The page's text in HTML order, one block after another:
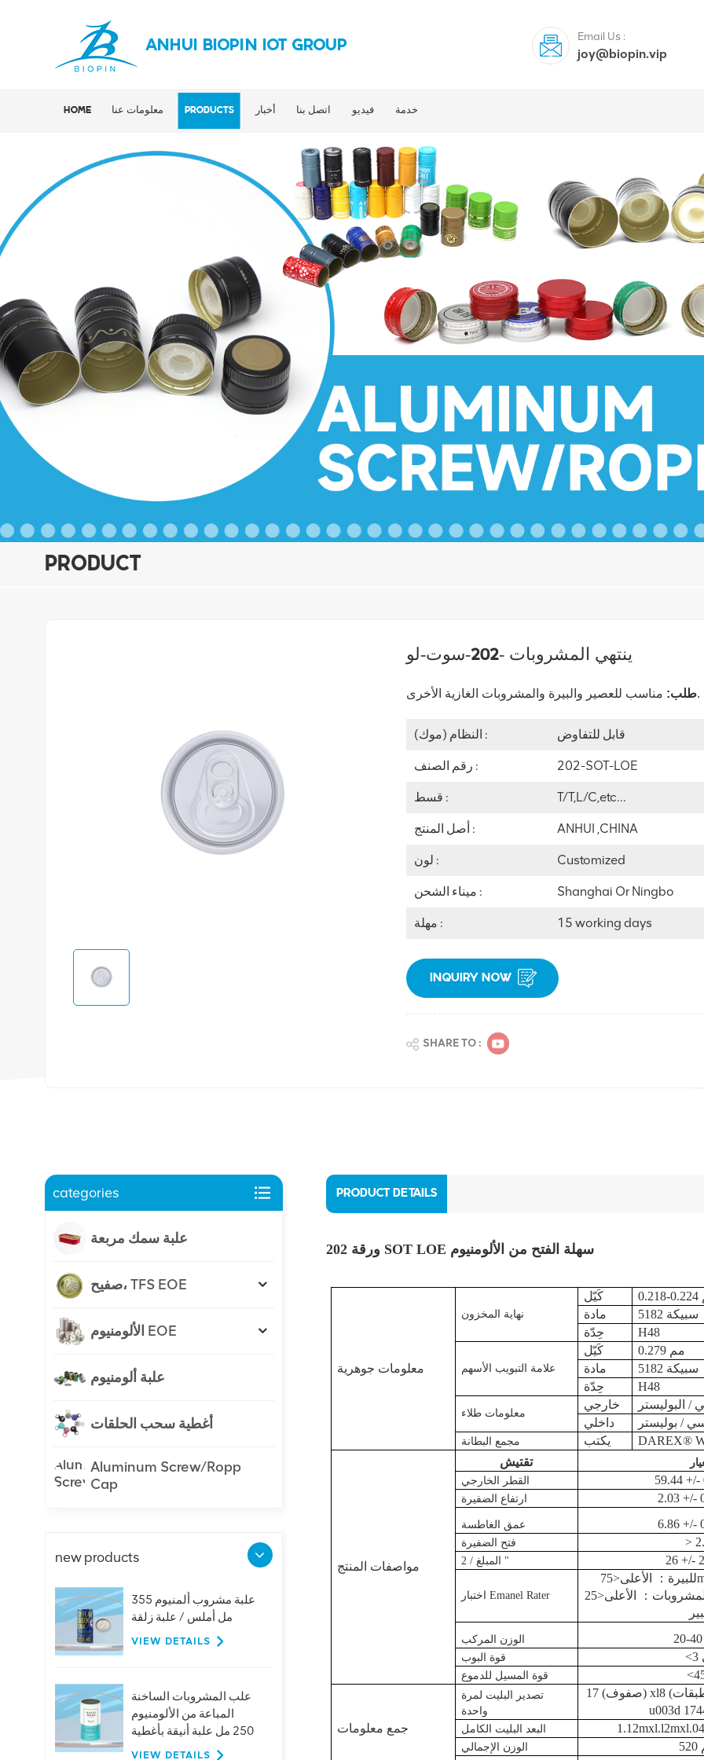
ANHUI BIOPIN IOT GROUP
Email Us :
joy@biopin.vip
HOME معلومات عنا PRODUCTS أخبار اتصل بنا فيديو خدمة
PRODUCT
ينتهي المشروبات -202-سوت-لو
طلب:مناسب للعصير والبيرة والمشروبات الغازية الأخرى.
النظام (موك) : قابل للتفاوض
رقم الصنف : 202-SOT-LOE
قسط : T/T,L/C,etc...
أصل المنتج : ANHUI ,CHINA
لون : Customized
ميناء الشحن : Shanghai Or Ningbo
مهلة : 15 working days
INQUIRY NOW
SHARE TO :
PRODUCT DETAILS
202 ورقة SOT LOE سهلة الفتح من الألومنيوم
معلومات جوهرية
نهاية المخزون
كَيّل
مادة
سبيكة 5182
حِدّة
H48
علامة التبويب الأسهم
كَيّل
0.279 مم
مادة
سبيكة 5182
حِدّة
H48
معلومات طلاء
خارجي
/ البوليستر
داخلي
/ بوليستر
مجمع البطانة يكتب DAREX®
مواصفات المنتج
تقتيش
القطر الخارجي
ارتفاع الضفيرة
عمق الغاطسة
فتح الضفيرة >
المبلغ / 2 "
اختبار Emanel Rater
للبيرة ：
الأعلى<75mA ، متوسط<20mA
：
الأعلى<25mA ، متوسط<8 مللي
الوزن المركب
قوة البوب
قوة المسيل للدموع
جمع معلومات
تصدير البليت لمرة
واحدة
17 (صفوف) xl8 (طبقات) x570 (قطعة / كيس)
البعد البليت الكامل
الوزن الإجمالي
categories
علبة سمك مربعة
صفيح، TFS EOE
الألومنيوم EOE
علبة ألومنيوم
أغطية سحب الحلقات
Aluminum Screw/Ropp
Cap
new products
علبة مشروب ألمنيوم 355
مل أملس / علبة زلقة
VIEW DETAILS
علب المشروبات الساخنة
المباعة من الألومنيوم
250 مل علبة أنيقة بأغطية
VIEW DETAILS